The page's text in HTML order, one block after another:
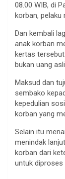
08.00 WIB, di
korban, pelaku
Dan kembali
anak korban
kertas
bukan uang
Maksud dan
sembako
kepedulian
korban yang
Selain itu
menindak
korban dari
untuk diproses